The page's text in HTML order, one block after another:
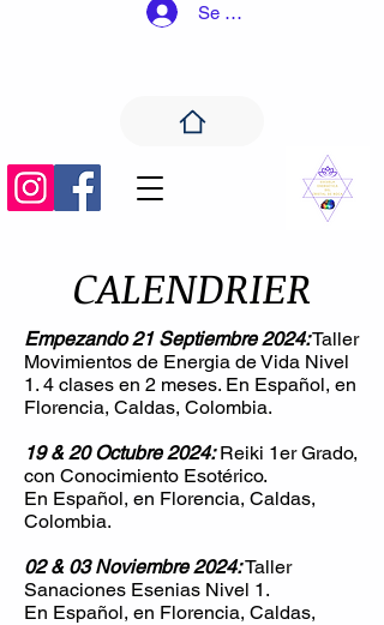
Se connecter
CALENDRIER
Empezando 21 Septiembre 2024:Taller
Movimientos de Energia de Vida Nivel
1. 4 clases en 2 meses. En Español, en
Florencia, Caldas, Colombia.
19 & 20 Octubre 2024:Reiki 1er Grado,
con Conocimiento Esotérico.
En Español, en Florencia, Caldas,
Colombia.
02 & 03 Noviembre 2024:Taller
Sanaciones Esenias Nivel 1.
En Español, en Florencia, Caldas,